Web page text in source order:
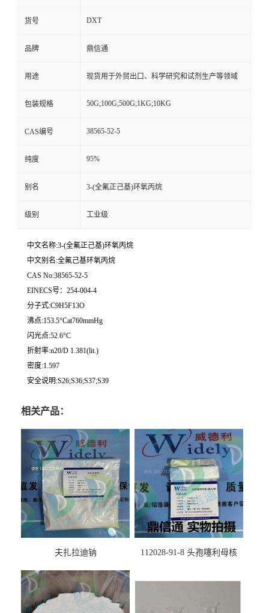
货号 DXT
品牌 鼎信通
用途 现货用于外贸出口、科学研究和试剂生产等领域
包装规格 50G;100G;500G;1KG;10KG
CAS编号 38565-52-5
纯度 95%
别名 3-(全氟正己基)环氧丙烷
级别 工业级
中文名称:3-(全氟正己基)环氧丙烷
中文别名:全氟己基环氧丙烷
CAS No:38565-52-5
EINECS号：254-004-4
分子式:C9H5F13O
沸点:153.5°Cat760mmHg
闪光点:52.6°C
折射率:n20/D 1.381(lit.)
密度:1.597
安全说明:S26;S36;S37;S39
相关产品：
夫扎拉迪钠
112028-91-8 头孢噻利母核